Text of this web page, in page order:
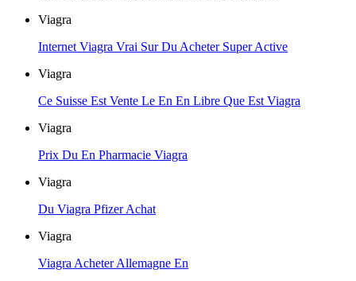
Viagra
Internet Viagra Vrai Sur Du Acheter Super Active
Viagra
Ce Suisse Est Vente Le En En Libre Que Est Viagra
Viagra
Prix Du En Pharmacie Viagra
Viagra
Du Viagra Pfizer Achat
Viagra
Viagra Acheter Allemagne En